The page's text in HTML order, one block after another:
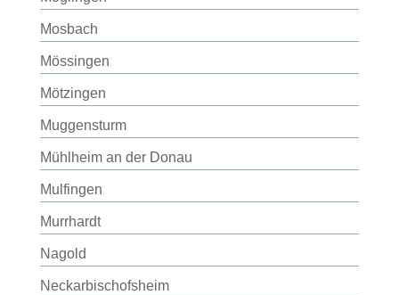
Mosbach
Mössingen
Mötzingen
Muggensturm
Mühlheim an der Donau
Mulfingen
Murrhardt
Nagold
Neckarbischofsheim